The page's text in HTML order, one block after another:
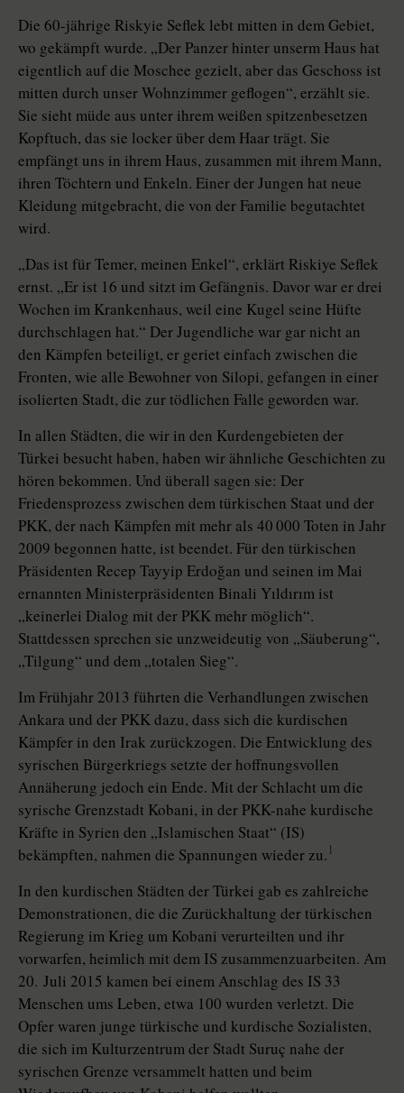
Die 60-jährige Riskyie Seflek lebt mitten in dem Gebiet,
wo gekämpft wurde. „Der Panzer hinter unserm Haus hat
eigentlich auf die Moschee gezielt, aber das Geschoss ist
mitten durch unser Wohnzimmer geflogen“, erzählt sie.
Sie sieht müde aus unter ihrem weißen spitzenbesetzen
Kopftuch, das sie locker über dem Haar trägt. Sie
empfängt uns in ihrem Haus, zusammen mit ihrem Mann,
ihren Töchtern und Enkeln. Einer der Jungen hat neue
Kleidung mitgebracht, die von der Familie begutachtet
wird.
„Das ist für Temer, meinen Enkel“, erklärt Riskiye Seflek
ernst. „Er ist 16 und sitzt im Gefängnis. Davor war er drei
Wochen im Krankenhaus, weil eine Kugel seine Hüfte
durchschlagen hat.“ Der Jugendliche war gar nicht an
den Kämpfen beteiligt, er geriet einfach zwischen die
Fronten, wie alle Bewohner von Silopi, gefangen in einer
isolierten Stadt, die zur tödlichen Falle geworden war.
In allen Städten, die wir in den Kurdengebieten der
Türkei besucht haben, haben wir ähnliche Geschichten zu
hören bekommen. Und überall sagen sie: Der
Friedensprozess zwischen dem türkischen Staat und der
PKK, der nach Kämpfen mit mehr als 40 000 Toten in Jahr
2009 begonnen hatte, ist beendet. Für den türkischen
Präsidenten Recep Tayyip Erdoğan und seinen im Mai
ernannten Ministerpräsidenten Binali Yıl­dı­rım ist
„keinerlei Dialog mit der PKK mehr möglich“.
Stattdessen sprechen sie unzweideutig von „Säuberung“,
„Tilgung“ und dem „totalen Sieg“.
Im Frühjahr 2013 führten die Verhandlungen zwischen
Ankara und der PKK dazu, dass sich die kurdischen
Kämpfer in den Irak zurückzogen. Die Entwicklung des
syrischen Bürgerkriegs setzte der hoffnungsvollen
Annäherung jedoch ein Ende. Mit der Schlacht um die
syrische Grenzstadt Kobani, in der PKK-nahe kurdische
Kräfte in Syrien den „Islamischen Staat“ (IS)
bekämpften, nahmen die Spannungen wieder zu. 1
In den kurdischen Städten der Türkei gab es zahlreiche
Demonstrationen, die die Zurückhaltung der türkischen
Regierung im Krieg um Kobani verurteilten und ihr
vorwarfen, heimlich mit dem IS zusammenzuarbeiten. Am
20. Juli 2015 kamen bei einem Anschlag des IS 33
Menschen ums Leben, etwa 100 wurden verletzt. Die
Opfer waren junge türkische und kurdische Sozialisten,
die sich im Kulturzentrum der Stadt Suruç nahe der
syrischen Grenze versammelt hatten und beim